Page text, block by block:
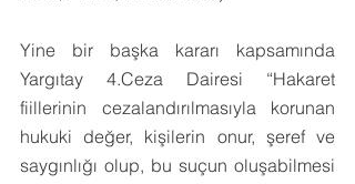
Yine bir başka kararı kapsamında
Yargıtay 4.Ceza Dairesi “Hakaret
fiillerinin cezalandırılmasıyla korunan
hukuki değer, kişilerin onur, şeref ve
saygınlığı olup, bu suçun oluşabilmesi